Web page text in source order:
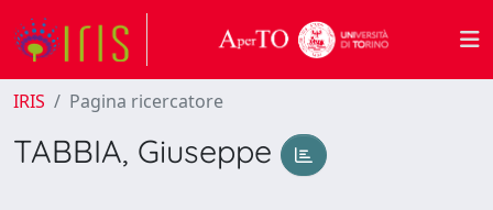
IRIS Pagina ricercatore
TABBIA, Giuseppe